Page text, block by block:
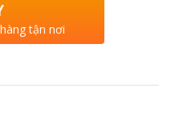
tận nơi